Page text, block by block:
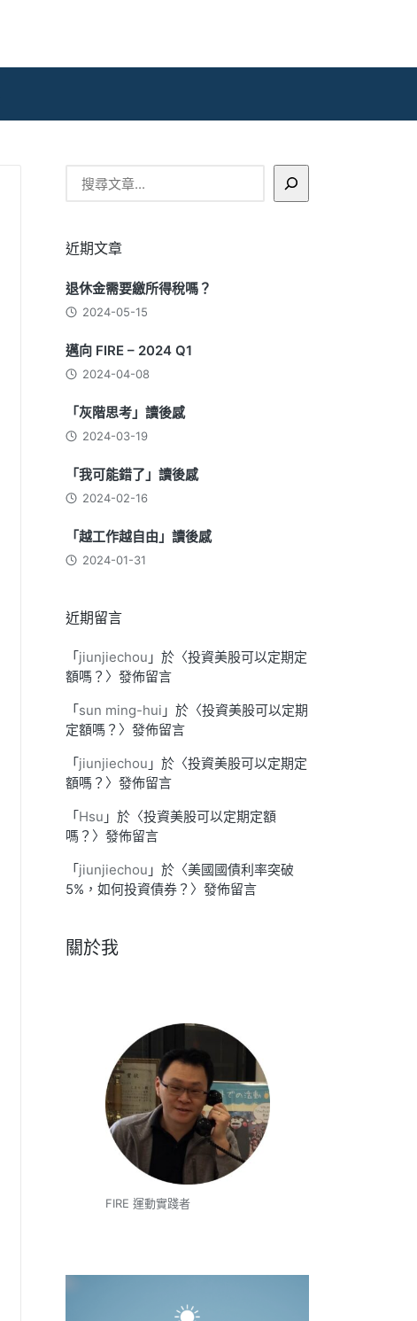
近期文章
退休金需要繳所得稅嗎？
2024-05-15
邁向 FIRE – 2024 Q1
2024-04-08
「灰階思考」讀後感
2024-03-19
「我可能錯了」讀後感
2024-02-16
「越工作越自由」讀後感
2024-01-31
近期留言
「jiunjiechou 」於〈投資美股可以定期定
額嗎？ 〉發佈留言
「sun ming-hui 」於〈投資美股可以定期
定額嗎？ 〉發佈留言
「jiunjiechou 」於〈投資美股可以定期定
額嗎？ 〉發佈留言
「Hsu 」於〈投資美股可以定期定額
嗎？ 〉發佈留言
「jiunjiechou 」於〈美國國債利率突破
5%，如何投資債券？ 〉發佈留言
關於我
FIRE 運動實踐者